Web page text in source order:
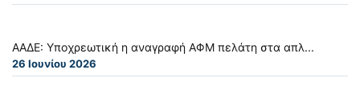
ΑΑΔΕ: Υποχρεωτική η αναγραφή ΑΦΜ πελάτη στα απλ...
26 Ιουνίου 2026